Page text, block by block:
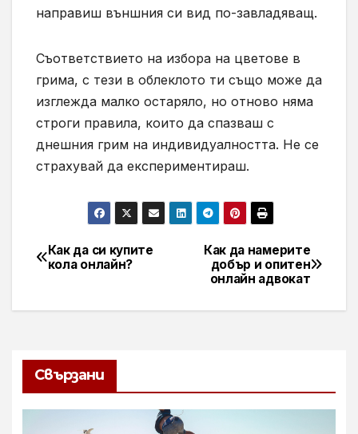
направиш външния си вид по-завладяващ.
Съответствието на избора на цветове в
грима, с тези в облеклото ти също може да
изглежда малко остаряло, но отново няма
строги правила, които да спазваш с
днешния грим на индивидуалността. Не се
страхувай да експериментираш.
Навигация
Как да намерите
добър и опитен
онлайн адвокат
Как да си купите
кола онлайн?
Свързани